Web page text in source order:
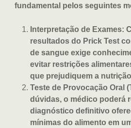
fundamental pelos seguintes
Interpretação de Exames:
resultados do Prick Test
de sangue exige
evitar restrições
que prejudiquem a
Teste de Provocação Oral
dúvidas, o médico poderá
diagnóstico definitivo
mínimas do alimento em